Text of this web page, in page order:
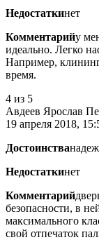
Недостаткинет
Комментарийу
идеально. Легко
Например,
время.
4 из 5
Авдеев Ярослав
19 апреля 2018,
Достоинства
Недостаткинет
Комментарий
безопасности, в
максимального
свой отпечаток